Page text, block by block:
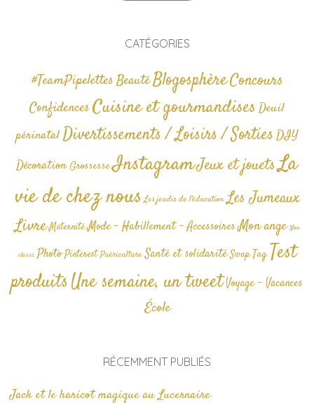
CATÉGORIES
#TeamPipelettesBeautéBlogosphèreConcours
Confidences Cuisine et gourmandises Deuil
périnatalDivertissements / Loisirs / SortiesDIY
Décoration GrossesseInstagramJeux et jouetsLa
vie de chez nous Les jeudis de l'éducation Les Jumeaux
Livre Maternité Mode - Habillement - AccessoiresMon ange Non
classé Photo Pinterest Puériculture Santé et solidarité Swap TagTest
produitsUne semaine, un tweetVoyage - Vacances
École
RÉCEMMENT PUBLIÉS
Jack et le haricot magique au Lucernaire